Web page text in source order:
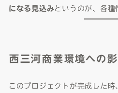
になる見込みというのが、各種
西三河商業環境への
このプロジェクトが完成した